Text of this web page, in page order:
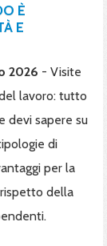
È
E
2026 - Visite
lavoro: tutto
devi sapere su
di
per la
della